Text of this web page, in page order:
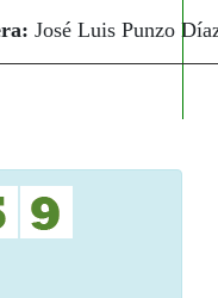
José Luis Punzo